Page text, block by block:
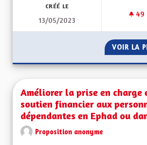
CRÉÉ LE
13/05/2023
49
VOIR LA
Améliorer la prise en charge
soutien financier aux
dépendantes en Ephad ou
Proposition anonyme